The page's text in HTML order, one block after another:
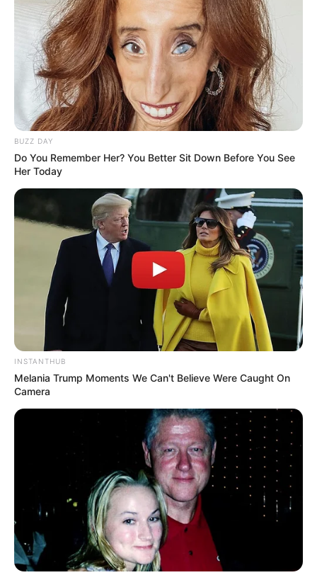
BUZZ DAY
Do You Remember Her? You Better Sit Down Before You See
Her Today
INSTANTHUB
Melania Trump Moments We Can't Believe Were Caught On
Camera